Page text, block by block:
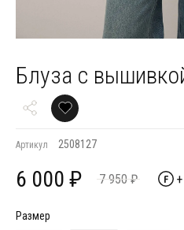
Блуза с
Артикул 2508127
6 000 ₽ 7 950 ₽
Размер